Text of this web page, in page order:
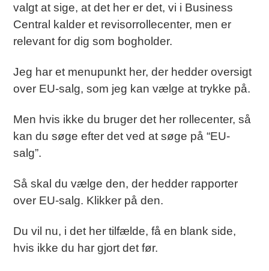
valgt at sige, at det her er det, vi i Business
Central kalder et revisorrollecenter, men er
relevant for dig som bogholder.
Jeg har et menupunkt her, der hedder oversigt
over EU-salg, som jeg kan vælge at trykke på.
Men hvis ikke du bruger det her rollecenter, så
kan du søge efter det ved at søge på “EU-
salg”.
Så skal du vælge den, der hedder rapporter
over EU-salg. Klikker på den.
Du vil nu, i det her tilfælde, få en blank side,
hvis ikke du har gjort det før.